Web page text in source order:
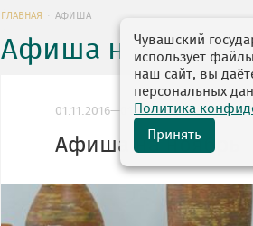
ГЛАВНАЯ АФИША
Афиша на месяц
01.11.2016—01.12.2016
Афиша на ноябрь
Чувашский
использует
наш сайт, вы
персональных
Политика
Принять